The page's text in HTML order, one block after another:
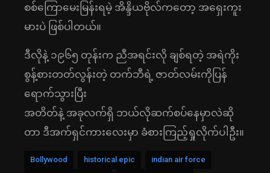
စစ်ကြောမေးမြန်းရမဲ့ အိန္ဒိယဗိုလ်ကတော့ အရှေးကူး
မားပဲ ဖြစ်ပါတယ်။
ဒီလိုနဲ့ ၁၉၆၅ တုန်းက ညီအရင်းလို ချစ်ရတဲ့ အရဲကိုး
စွန့်စားတတ်လွန်းတဲ့ တက်ဘီရဲ့ ဇာတ်လမ်းကိုပြန်
ရောက်သွားပြီး
အတိတ်နဲ့ အခုလက်ရှိ ဘယ်လိုဆက်စပ်နေမှာလဲဆို
တာ ဒီအက်ရှင်ကားလေးမှာ ခံစားကြည့်ရှုလိုက်ပါဦး။
Bollywood historical epic
indian air force